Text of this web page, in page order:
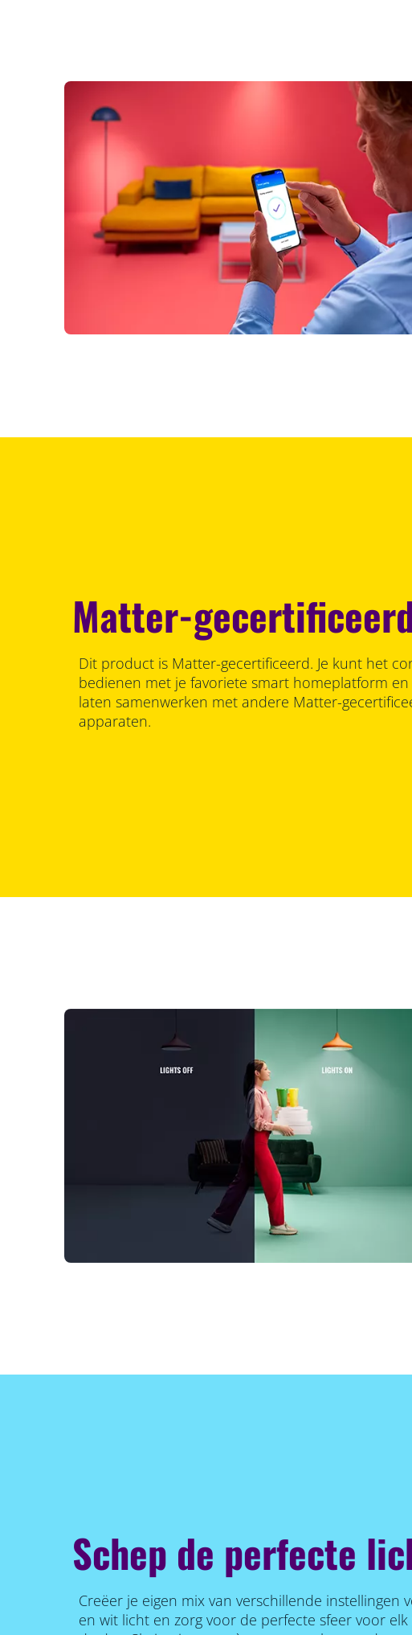
Matter-
Dit product is Matter-gecertificeerd. Je kunt het
bedienen met je favoriete smart homeplatform
laten samenwerken met andere Matter-
apparaten.
Schep de perfecte
Creëer je eigen mix van verschillende instellingen
en wit licht en zorg voor de perfecte sfeer voor